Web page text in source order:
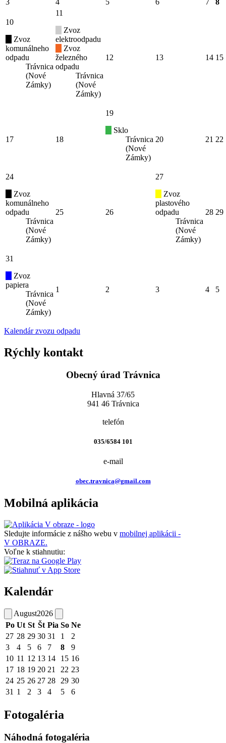
3 4 5 6 7 8
10
Zvoz
komunálneho
odpadu
Trávnica
(Nové
Zámky)
11
Zvoz
elektroodpadu
Zvoz
železného
odpadu
Trávnica
(Nové
Zámky)
12 13 14 15
17 18
19
Sklo
Trávnica
(Nové
Zámky)
20 21 22
24
Zvoz
komunálneho
odpadu
Trávnica
(Nové
Zámky)
25 26
27
Zvoz
plastového
odpadu
Trávnica
(Nové
Zámky)
28 29
31
Zvoz
papiera
Trávnica
(Nové
Zámky)
1 2 3 4 5
Kalendár zvozu odpadu
Rýchly kontakt
Obecný úrad Trávnica
Hlavná 37/65
941 46 Trávnica
telefón
035/6584 101
e-mail
obec.travnica@gmail.com
Mobilná aplikácia
Sledujte informácie z nášho webu v mobilnej aplikácii -
V OBRAZE.
Voľne k stiahnutiu:
Kalendár
August2026
Po Ut St Št Pia So Ne
27 28 29 30 31 1
2
3
4 5 6 7 8
9
10 11 12 13 14 15 16
17 18 19 20 21 22 23
24 25 26 27 28 29 30
31 1 2 3 4 5 6
Fotogaléria
Náhodná fotogaléria